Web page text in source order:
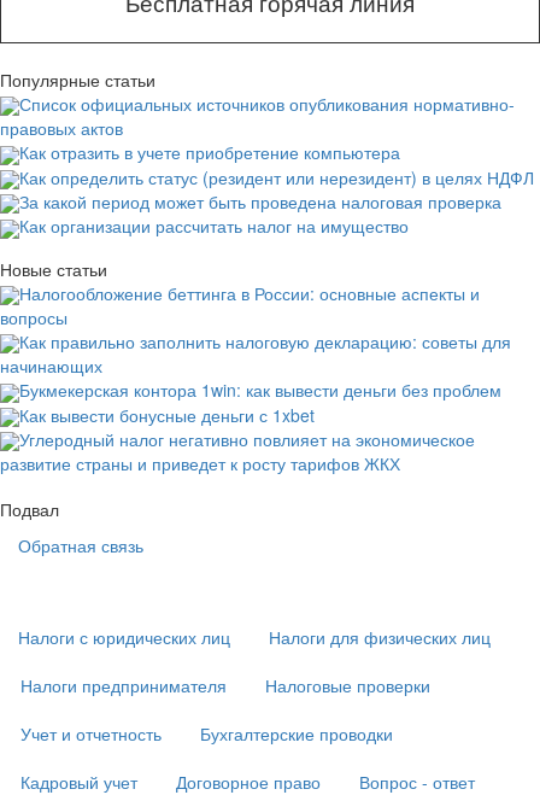
Популярные статьи
Список официальных источников опубликования нормативно-
правовых актов
Как отразить в учете приобретение компьютера
Как определить статус (резидент или нерезидент) в целях НДФЛ
За какой период может быть проведена налоговая проверка
Как организации рассчитать налог на имущество
Новые статьи
Налогообложение беттинга в России: основные аспекты и
вопросы
Как правильно заполнить налоговую декларацию: советы для
начинающих
Букмекерская контора 1win: как вывести деньги без проблем
Как вывести бонусные деньги с 1xbet
Углеродный налог негативно повлияет на экономическое
развитие страны и приведет к росту тарифов ЖКХ
Подвал
Обратная связь
подвале)
Налоги с юридических лиц
Налоги для физических лиц
Налоги предпринимателя
Налоговые проверки
Учет и отчетность
Бухгалтерские проводки
Кадровый учет
Договорное право Вопрос - ответ